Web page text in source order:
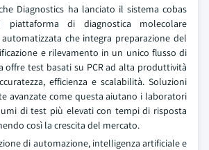
Diagnostics ha lanciato il sistema cobas
piattaforma di diagnostica molecolare
che integra preparazione del
e rilevamento in un unico flusso di
offre test basati su PCR ad alta produttività
efficienza e scalabilità. Soluzioni
avanzate come questa aiutano i laboratori
di test più elevati con tempi di risposta
così la crescita del mercato.
di automazione, intelligenza artificiale e